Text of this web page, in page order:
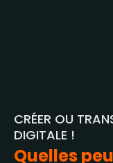
CRÉER OU
DIGITALE !
Quelles